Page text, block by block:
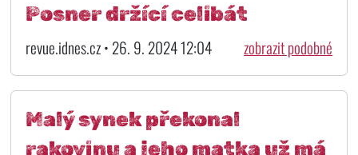
Posner držící celibát
revue.idnes.cz • 26. 9. 2024 12:04 zobrazit podobné
Malý synek překonal
rakovinu a jeho matka už má